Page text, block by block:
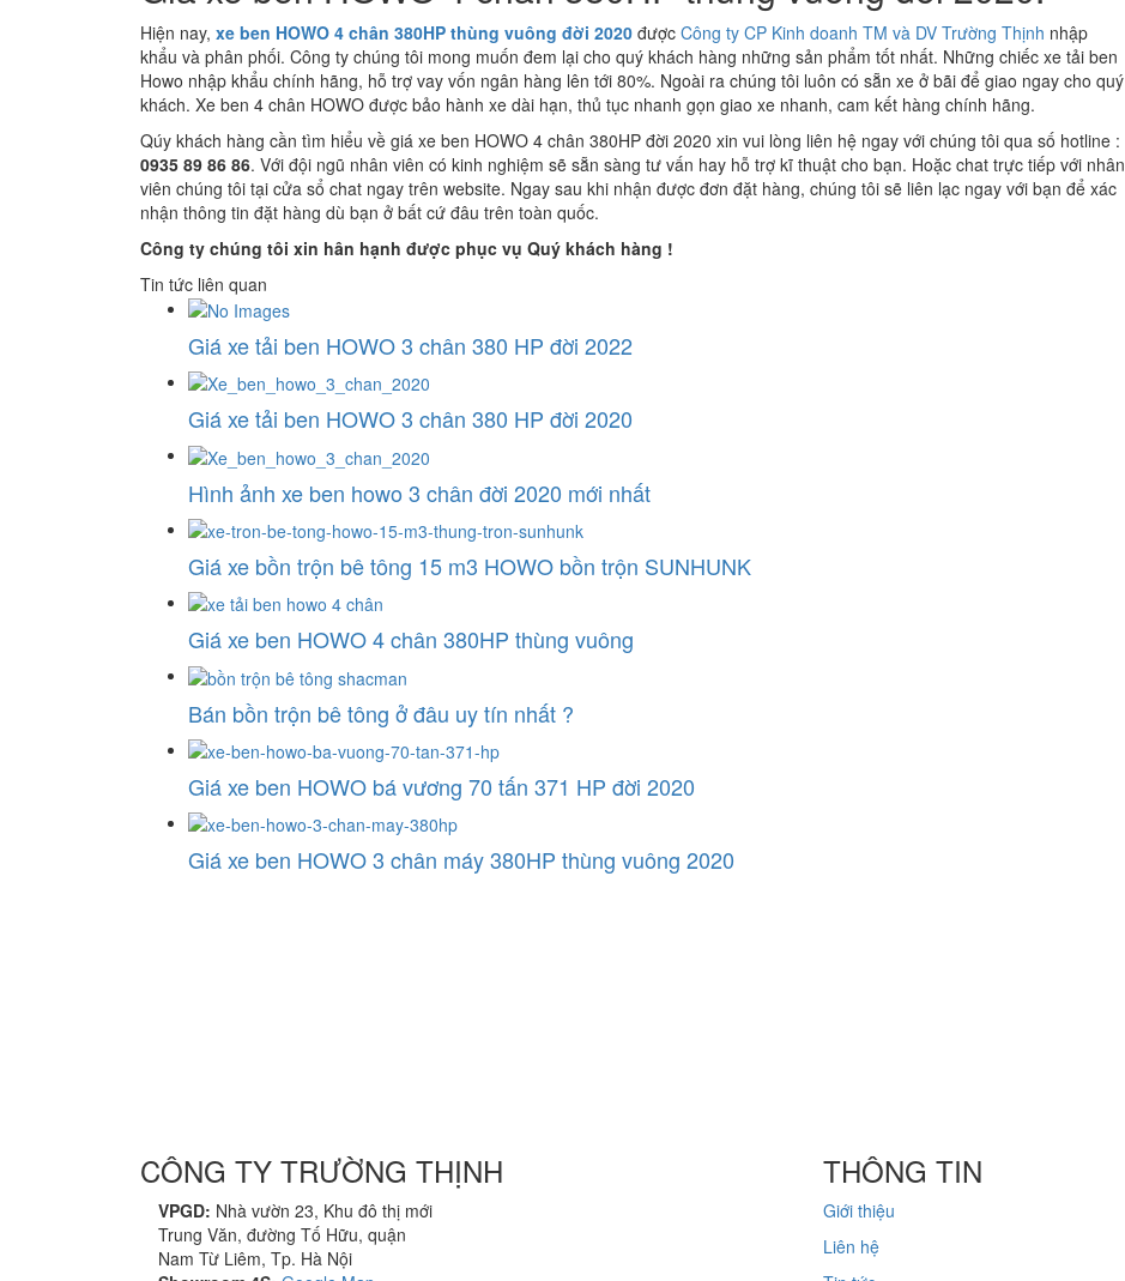
Hiện nay, xe ben HOWO 4 chân 380HP thùng vuông đời 2020 được Công ty CP Kinh doanh TM và DV Trường Thịnh nhập
khẩu và phân phối. Công ty chúng tôi mong muốn đem lại cho quý khách hàng những sản phẩm tốt nhất. Những chiếc xe tải ben
Howo nhập khẩu chính hãng, hỗ trợ vay vốn ngân hàng lên tới 80%. Ngoài ra chúng tôi luôn có sẵn xe ở bãi để giao ngay cho quý
khách. Xe ben 4 chân HOWO được bảo hành xe dài hạn, thủ tục nhanh gọn giao xe nhanh, cam kết hàng chính hãng.
Qúy khách hàng cần tìm hiểu về giá xe ben HOWO 4 chân 380HP đời 2020 xin vui lòng liên hệ ngay với chúng tôi qua số hotline :
0935 89 86 86. Với đội ngũ nhân viên có kinh nghiệm sẽ sẵn sàng tư vấn hay hỗ trợ kĩ thuật cho bạn. Hoặc chat trực tiếp với nhân
viên chúng tôi tại cửa sổ chat ngay trên website. Ngay sau khi nhận được đơn đặt hàng, chúng tôi sẽ liên lạc ngay với bạn để xác
nhận thông tin đặt hàng dù bạn ở bất cứ đâu trên toàn quốc.
Công ty chúng tôi xin hân hạnh được phục vụ Quý khách hàng !
Tin tức liên quan
Giá xe tải ben HOWO 3 chân 380 HP đời 2022
Giá xe tải ben HOWO 3 chân 380 HP đời 2020
Hình ảnh xe ben howo 3 chân đời 2020 mới nhất
Giá xe bồn trộn bê tông 15 m3 HOWO bồn trộn SUNHUNK
Giá xe ben HOWO 4 chân 380HP thùng vuông
Bán bồn trộn bê tông ở đâu uy tín nhất ?
Giá xe ben HOWO bá vương 70 tấn 371 HP đời 2020
Giá xe ben HOWO 3 chân máy 380HP thùng vuông 2020
CÔNG TY TRƯỜNG THỊNH
VPGD: Nhà vườn 23, Khu đô thị mới
Trung Văn, đường Tố Hữu, quận
Nam Từ Liêm, Tp. Hà Nội
THÔNG TIN
Giới thiệu
Liên hệ